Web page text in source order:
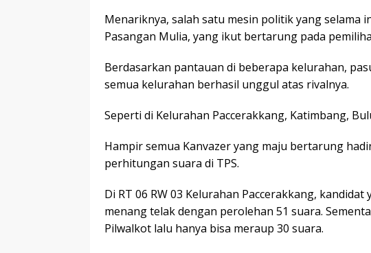
Menariknya, salah satu mesin politik yang selama
Pasangan Mulia, yang ikut bertarung pada
Berdasarkan pantauan di beberapa kelurahan,
semua kelurahan berhasil unggul atas rivalnya.
Seperti di Kelurahan Paccerakkang, Katimbang,
Hampir semua Kanvazer yang maju bertarung
perhitungan suara di TPS.
Di RT 06 RW 03 Kelurahan Paccerakkang,
menang telak dengan perolehan 51 suara.
Pilwalkot lalu hanya bisa meraup 30 suara.